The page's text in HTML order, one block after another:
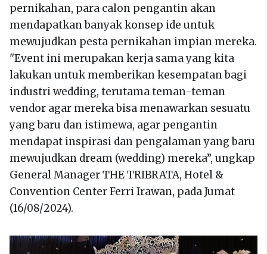
pernikahan, para calon pengantin akan
mendapatkan banyak konsep ide untuk
mewujudkan pesta pernikahan impian mereka.
"Event ini merupakan kerja sama yang kita
lakukan untuk memberikan kesempatan bagi
industri wedding, terutama teman-teman
vendor agar mereka bisa menawarkan sesuatu
yang baru dan istimewa, agar pengantin
mendapat inspirasi dan pengalaman yang baru
mewujudkan dream (wedding) mereka”, ungkap
General Manager THE TRIBRATA, Hotel &
Convention Center Ferri Irawan, pada Jumat
(16/08/2024).